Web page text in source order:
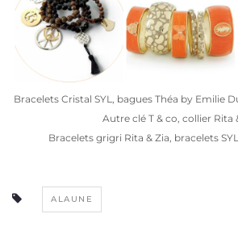
Bracelets Cristal SYL, bagues Théa by Emilie
Autre clé T & co, collier Rita
Bracelets grigri Rita & Zia, bracelets
ALAUNE